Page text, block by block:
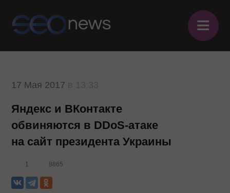
≡
17 Мая 2017
Яндекс и ВКонтакте
обвиняются в DDoS-атаке
на сайт президента Украины
1 8865